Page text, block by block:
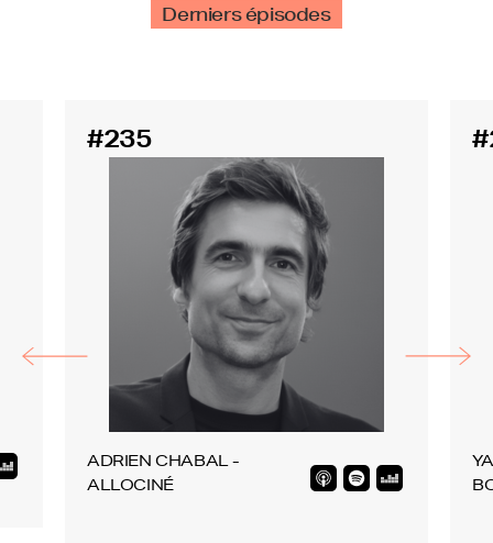
Derniers épisodes
#235
ADRIEN CHABAL -
ALLOCINÉ